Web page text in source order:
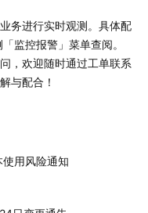
务进行实时观测。具体配
监控报警」菜单查阅。
，欢迎随时通过工单联系
与配合！
用风险通知